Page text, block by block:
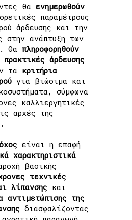
θα ενημερωθούν
παραμέτρους
άρδευσης και την
στην ανάπτυξη των
Θα πληροφορηθούν
πρακτικές άρδευσης
τα κριτήρια
για βιώσιμα και
σύμφωνα
καλλιεργητικές
αρχές της
είναι η επαφή
χαρακτηριστικά
βασικής
τεχνικές
λίπανσης και
αντιμετώπισης της
διασφαλίζοντας